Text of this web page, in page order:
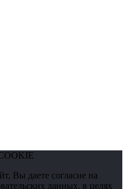
Вы даете согласие на
данных, в целях